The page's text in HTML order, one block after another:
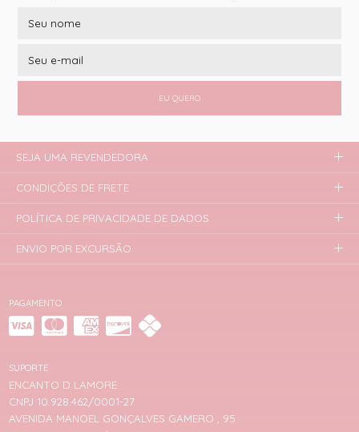
EU QUERO
PAGAMENTO
SUPORTE
ENCANTO D LAMORE
CNPJ 10.928.462/0001-27
AVENIDA MANOEL GONÇALVES GAMERO , 95
SEJA UMA REVENDEDORA
CONDIÇÕES DE FRETE
POLÍTICA DE PRIVACIDADE DE DADOS
ENVIO POR EXCURSÃO